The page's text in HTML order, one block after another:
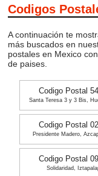
Codigos
A continuación te
más buscados en
postales en Mexico
de paises.
Codigo Postal
Santa Teresa 3 y 3 Bis,
Codigo Postal
Presidente Madero,
Codigo Postal
Solidaridad,